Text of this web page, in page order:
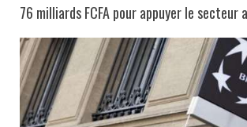
76 milliards FCFA pour appuyer le secteur